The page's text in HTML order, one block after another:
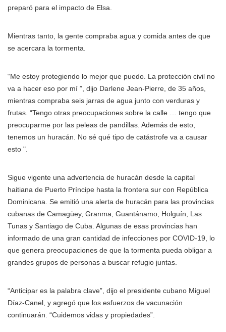
preparó para el impacto de Elsa.
Mientras tanto, la gente compraba agua y comida antes de que
se acercara la tormenta.
“Me estoy protegiendo lo mejor que puedo. La protección civil no
va a hacer eso por mí ”, dijo Darlene Jean-Pierre, de 35 años,
mientras compraba seis jarras de agua junto con verduras y
frutas. “Tengo otras preocupaciones sobre la calle … tengo que
preocuparme por las peleas de pandillas. Además de esto,
tenemos un huracán. No sé qué tipo de catástrofe va a causar
esto ".
Sigue vigente una advertencia de huracán desde la capital
haitiana de Puerto Príncipe hasta la frontera sur con República
Dominicana. Se emitió una alerta de huracán para las provincias
cubanas de Camagüey, Granma, Guantánamo, Holguín, Las
Tunas y Santiago de Cuba. Algunas de esas provincias han
informado de una gran cantidad de infecciones por COVID-19, lo
que genera preocupaciones de que la tormenta pueda obligar a
grandes grupos de personas a buscar refugio juntas.
“Anticipar es la palabra clave”, dijo el presidente cubano Miguel
Díaz-Canel, y agregó que los esfuerzos de vacunación
continuarán. “Cuidemos vidas y propiedades”.